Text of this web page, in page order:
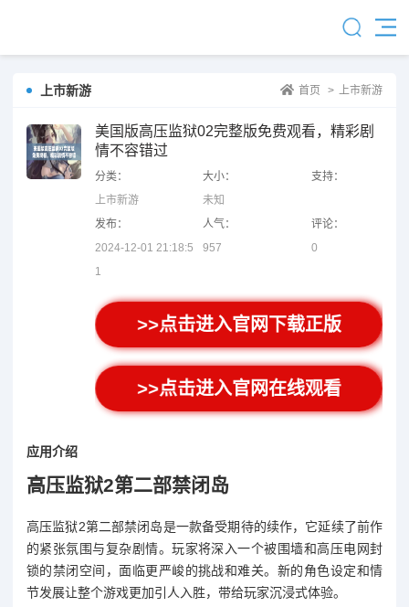
上市新游 首页 > 上市新游
美国版高压监狱02完整版免费观看，精彩剧
情不容错过
分类：
上市新游
大小：
未知
支持：
发布：
2024-12-01 21:18:5
1
人气：
957
评论：
0
>>点击进入官网下载正版
>>点击进入官网在线观看
应用介绍
高压监狱2第二部禁闭岛
高压监狱2第二部禁闭岛是一款备受期待的续作，它延续了前作
的紧张氛围与复杂剧情。玩家将深入一个被围墙和高压电网封
锁的禁闭空间，面临更严峻的挑战和难关。新的角色设定和情
节发展让整个游戏更加引人入胜，带给玩家沉浸式体验。